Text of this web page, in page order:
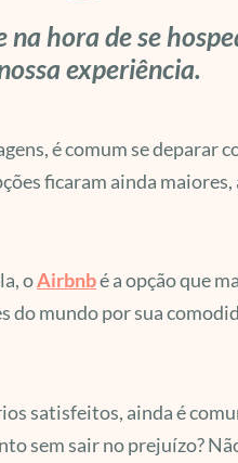
hora de se
experiência.
é comum se deparar
ficaram ainda
oAirbnbé a opção que
mundo por sua
satisfeitos, ainda é
sem sair no prejuízo?